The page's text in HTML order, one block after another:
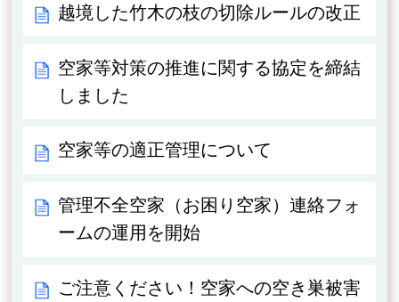
越境した竹木の枝の切除ルールの改正
空家等対策の推進に関する協定を締結
しました
空家等の適正管理について
管理不全空家（お困り空家）連絡フォ
ームの運用を開始
ご注意ください！空家への空き巣被害